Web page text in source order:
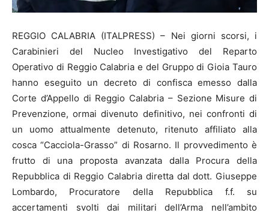
REGGIO CALABRIA (ITALPRESS) – Nei giorni scorsi, i
Carabinieri del Nucleo Investigativo del Reparto
Operativo di Reggio Calabria e del Gruppo di Gioia Tauro
hanno eseguito un decreto di confisca emesso dalla
Corte d’Appello di Reggio Calabria – Sezione Misure di
Prevenzione, ormai divenuto definitivo, nei confronti di
un uomo attualmente detenuto, ritenuto affiliato alla
cosca “Cacciola-Grasso” di Rosarno. Il provvedimento è
frutto di una proposta avanzata dalla Procura della
Repubblica di Reggio Calabria diretta dal dott. Giuseppe
Lombardo, Procuratore della Repubblica f.f. su
accertamenti svolti dai militari dell’Arma nell’ambito